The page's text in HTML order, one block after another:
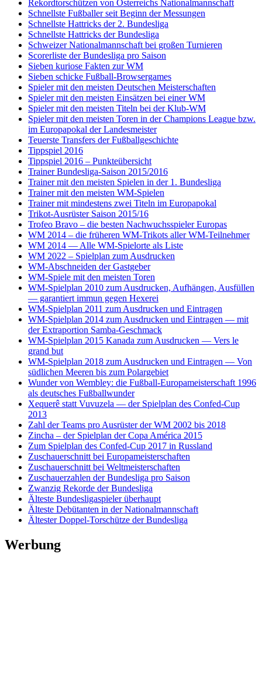
Rekordtorschützen von Österreichs Nationalmannschaft
Schnellste Fußballer seit Beginn der Messungen
Schnellste Hattricks der 2. Bundesliga
Schnellste Hattricks der Bundesliga
Schweizer Nationalmannschaft bei großen Turnieren
Scorerliste der Bundesliga pro Saison
Sieben kuriose Fakten zur WM
Sieben schicke Fußball-Browsergames
Spieler mit den meisten Deutschen Meisterschaften
Spieler mit den meisten Einsätzen bei einer WM
Spieler mit den meisten Titeln bei der Klub-WM
Spieler mit den meisten Toren in der Champions League bzw.
im Europapokal der Landesmeister
Teuerste Transfers der Fußballgeschichte
Tippspiel 2016
Tippspiel 2016 – Punkteübersicht
Trainer Bundesliga-Saison 2015/2016
Trainer mit den meisten Spielen in der 1. Bundesliga
Trainer mit den meisten WM-Spielen
Trainer mit mindestens zwei Titeln im Europapokal
Trikot-Ausrüster Saison 2015/16
Trofeo Bravo – die besten Nachwuchsspieler Europas
WM 2014 – die früheren WM-Trikots aller WM-Teilnehmer
WM 2014 — Alle WM-Spielorte als Liste
WM 2022 – Spielplan zum Ausdrucken
WM-Abschneiden der Gastgeber
WM-Spiele mit den meisten Toren
WM-Spielplan 2010 zum Ausdrucken, Aufhängen, Ausfüllen
— garantiert immun gegen Hexerei
WM-Spielplan 2011 zum Ausdrucken und Eintragen
WM-Spielplan 2014 zum Ausdrucken und Eintragen — mit
der Extraportion Samba-Geschmack
WM-Spielplan 2015 Kanada zum Ausdrucken — Vers le
grand but
WM-Spielplan 2018 zum Ausdrucken und Eintragen — Von
südlichen Meeren bis zum Polargebiet
Wunder von Wembley: die Fußball-Europameisterschaft 1996
als deutsches Fußballwunder
Xequerê statt Vuvuzela — der Spielplan des Confed-Cup
2013
Zahl der Teams pro Ausrüster der WM 2002 bis 2018
Zincha – der Spielplan der Copa América 2015
Zum Spielplan des Confed-Cup 2017 in Russland
Zuschauerschnitt bei Europameisterschaften
Zuschauerschnitt bei Weltmeisterschaften
Zuschauerzahlen der Bundesliga pro Saison
Zwanzig Rekorde der Bundesliga
Älteste Bundesligaspieler überhaupt
Älteste Debütanten in der Nationalmannschaft
Ältester Doppel-Torschütze der Bundesliga
Werbung